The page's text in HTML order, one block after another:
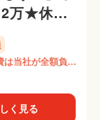
万★休日
★軽作業
サイズの
て！月収
★(370-2)
は当社が全額負
く見る